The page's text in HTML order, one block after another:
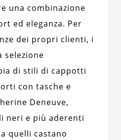
una combinazione
ed eleganza. Per
dei propri clienti, i
selezione
di stili di cappotti
con tasche e
Deneuve,
neri e più aderenti
quelli castano